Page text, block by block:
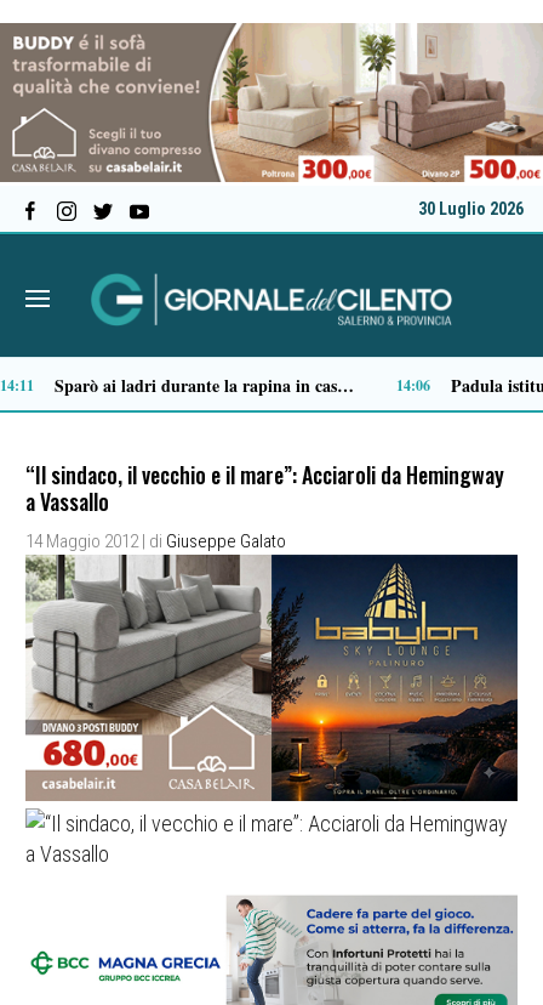
30 Luglio 2026
12:39 12:18
“Il sindaco, il vecchio e il mare”: Acciaroli da Hemingway
a Vassallo
14 Maggio 2012 | di Giuseppe Galato